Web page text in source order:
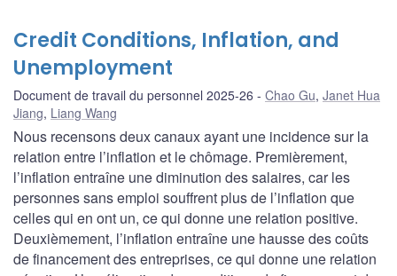
Credit Conditions, Inflation, and
Unemployment
Document de travail du personnel 2025-26 Chao Gu, Janet Hua
Jiang, Liang Wang
Nous recensons deux canaux ayant une incidence sur la
relation entre l’inflation et le chômage. Premièrement,
l’inflation entraîne une diminution des salaires, car les
personnes sans emploi souffrent plus de l’inflation que
celles qui en ont un, ce qui donne une relation positive.
Deuxièmement, l’inflation entraîne une hausse des coûts
de financement des entreprises, ce qui donne une relation